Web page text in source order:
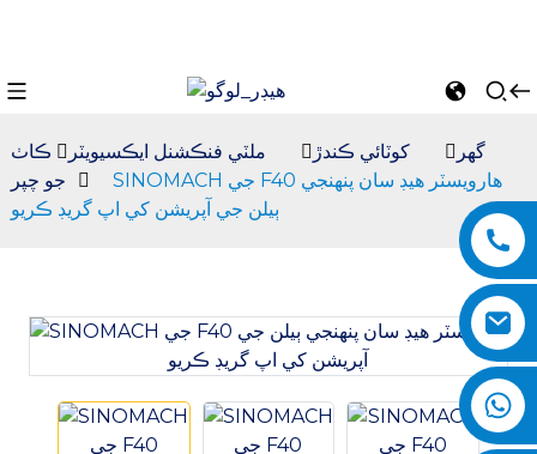
گھر کوٽائي ڪندڙ ملٽي فنڪشنل ايڪسيويٽر
ڪاٺ
جو چپر
SINOMACH جي F40 هارويسٽر هيڊ سان پنهنجي
ٻيلن جي آپريشن کي اپ گريڊ ڪريو